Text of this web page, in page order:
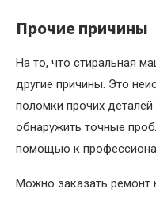
Прочие причины
На то, что стиральная
другие причины. Это
поломки прочих
обнаружить точные
помощью к
Можно заказать ремонт